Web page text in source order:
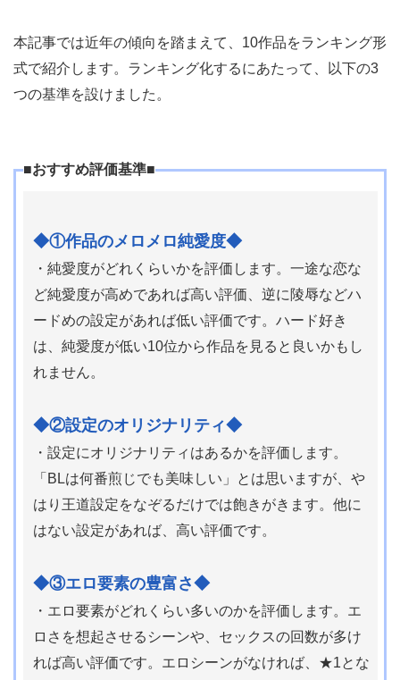
本記事では近年の傾向を踏まえて、10作品をランキング形
式で紹介します。ランキング化するにあたって、以下の3
つの基準を設けました。
■おすすめ評価基準■
◆①作品のメロメロ純愛度◆
・純愛度がどれくらいかを評価します。一途な恋な
ど純愛度が高めであれば高い評価、逆に陵辱などハ
ードめの設定があれば低い評価です。ハード好き
は、純愛度が低い10位から作品を見ると良いかもし
れません。
◆②設定のオリジナリティ◆
・設定にオリジナリティはあるかを評価します。
「BLは何番煎じでも美味しい」とは思いますが、や
はり王道設定をなぞるだけでは飽きがきます。他に
はない設定があれば、高い評価です。
◆③エロ要素の豊富さ◆
・エロ要素がどれくらい多いのかを評価します。エ
ロさを想起させるシーンや、セックスの回数が多け
れば高い評価です。エロシーンがなければ、★1とな